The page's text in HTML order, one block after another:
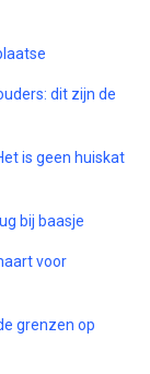
dit zijn de
is geen huiskat
bij baasje
voor
grenzen op